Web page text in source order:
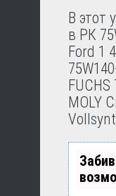
В этот
в РК
Ford 1
MOLY